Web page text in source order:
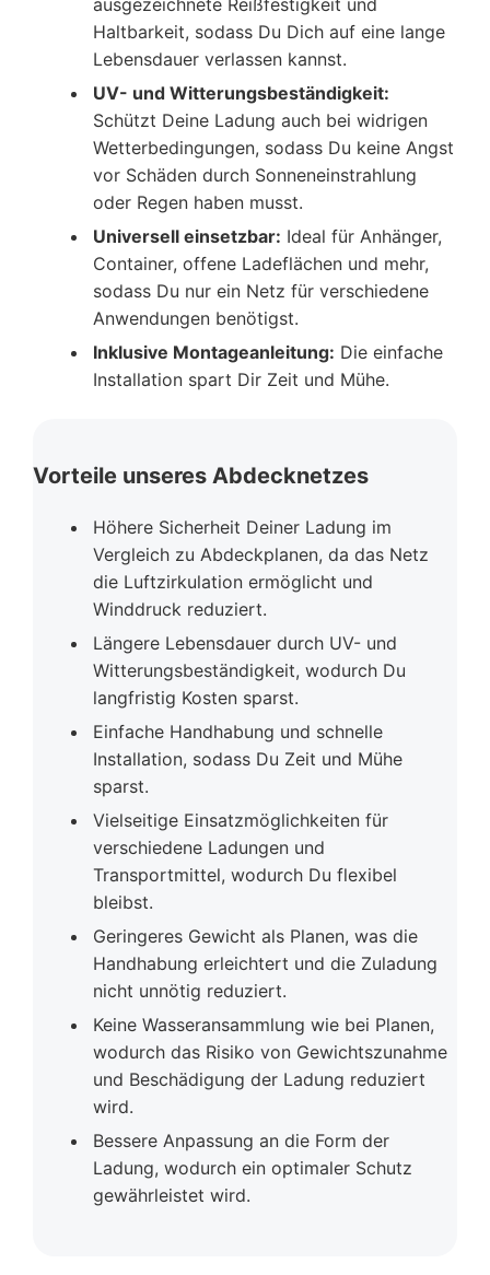
Haltbarkeit, sodass Du Dich auf eine lange
Lebensdauer verlassen kannst.
UV- und Witterungsbeständigkeit:
Schützt Deine Ladung auch bei widrigen
Wetterbedingungen, sodass Du keine Angst
vor Schäden durch Sonneneinstrahlung
oder Regen haben musst.
Universell einsetzbar: Ideal für Anhänger,
Container, offene Ladeflächen und mehr,
sodass Du nur ein Netz für verschiedene
Anwendungen benötigst.
Inklusive Montageanleitung: Die einfache
Installation spart Dir Zeit und Mühe.
Vorteile unseres Abdecknetzes
Höhere Sicherheit Deiner Ladung im
Vergleich zu Abdeckplanen, da das Netz
die Luftzirkulation ermöglicht und
Winddruck reduziert.
Längere Lebensdauer durch UV- und
Witterungsbeständigkeit, wodurch Du
langfristig Kosten sparst.
Einfache Handhabung und schnelle
Installation, sodass Du Zeit und Mühe
sparst.
Vielseitige Einsatzmöglichkeiten für
verschiedene Ladungen und
Transportmittel, wodurch Du flexibel
bleibst.
Geringeres Gewicht als Planen, was die
Handhabung erleichtert und die Zuladung
nicht unnötig reduziert.
Keine Wasseransammlung wie bei Planen,
wodurch das Risiko von Gewichtszunahme
und Beschädigung der Ladung reduziert
wird.
Bessere Anpassung an die Form der
Ladung, wodurch ein optimaler Schutz
gewährleistet wird.